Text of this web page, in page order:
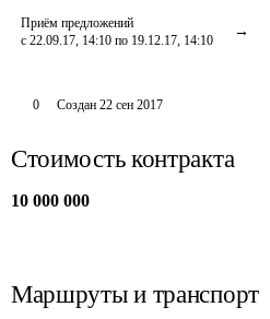
Приём предложений
с 22.09.17, 14:10 по 19.12.17, 14:10
0 Создан 22 сен 2017
Стоимость контракта
10 000 000
Маршруты и транспорт